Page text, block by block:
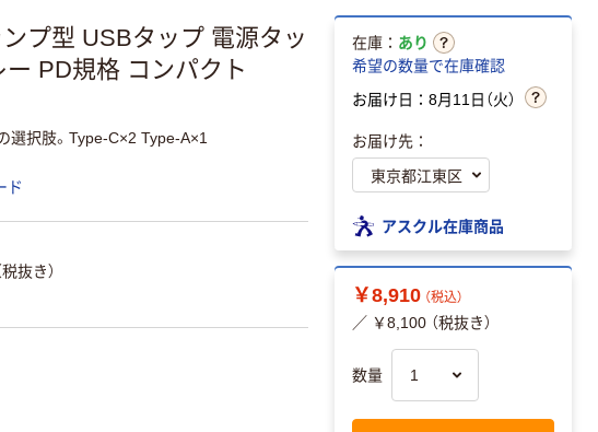
ンプ型 USBタップ 電源タッ
PD規格 コンパクト
選択肢。Type-C×2 Type-A×1
ド
抜き）
在庫： あり
希望の数量で在庫確認
お届け日：8月11日（火）
お届け先：
アスクル在庫商品
￥8,910 （税込）
／ ￥8,100 （税抜き）
数量